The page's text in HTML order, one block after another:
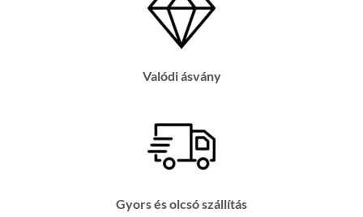
Valódi ásvány
Gyors és olcsó szállítás